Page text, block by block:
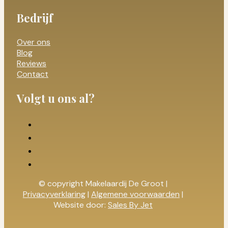
Bedrijf
Over ons
Blog
Reviews
Contact
Volgt u ons al?
© copyright Makelaardij De Groot |
Privacyverklaring| Algemene voorwaarden |
Website door: Sales By Jet